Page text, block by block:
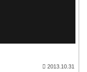
2013.10.31